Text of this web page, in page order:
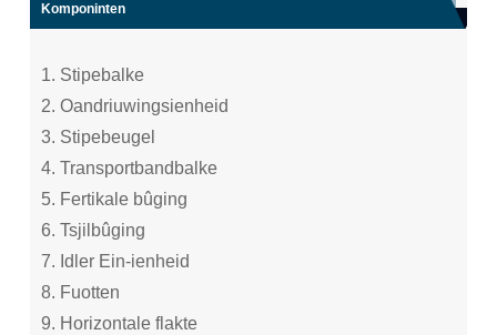
Komponinten
1. Stipebalke
2. Oandriuwingsienheid
3. Stipebeugel
4. Transportbandbalke
5. Fertikale bûging
6. Tsjilbûging
7. Idler Ein-ienheid
8. Fuotten
9. Horizontale flakte